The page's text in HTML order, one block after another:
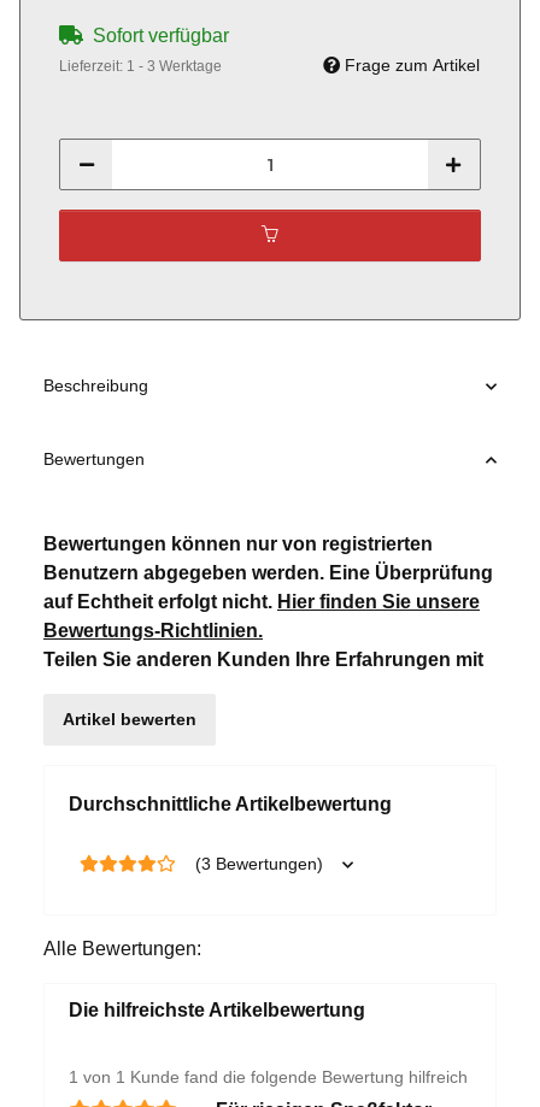
Sofort verfügbar
Lieferzeit: 1 - 3 Werktage Frage zum Artikel
Beschreibung
Bewertungen
Durchschnittliche Artikelbewertung
(3 Bewertungen)
Bewertungen können nur von registrierten
Benutzern abgegeben werden. Eine Überprüfung
auf Echtheit erfolgt nicht. Hier finden Sie unsere
Bewertungs-Richtlinien.
Teilen Sie anderen Kunden Ihre Erfahrungen mit
Artikel bewerten
Alle Bewertungen:
Die hilfreichste Artikelbewertung
1 von 1 Kunde fand die folgende Bewertung hilfreich